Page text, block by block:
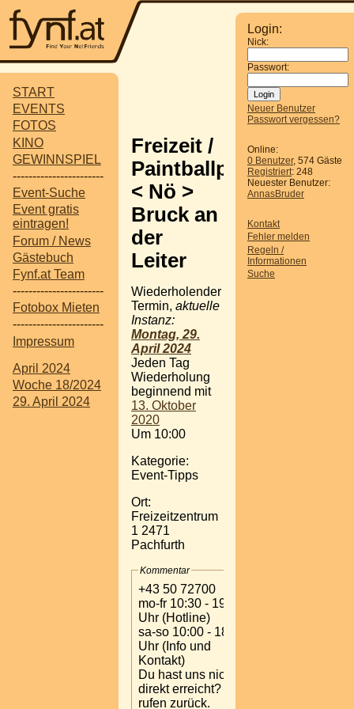
START
EVENTS
FOTOS
KINO
GEWINNSPIEL
-----------------------
Event-Suche
Event gratis
eintragen!
Forum / News
Gästebuch
Fynf.at Team
-----------------------
Fotobox Mieten
-----------------------
Impressum
April 2024
Woche 18/2024
29. April 2024
Login:
Nick:
Passwort:
Neuer Benutzer
Passwort vergessen?
Online:
0 Benutzer, 574 Gäste
Registriert: 248
Neuester Benutzer:
AnnasBruder
Kontakt
Fehler melden
Regeln /
Informationen
Suche
Freizeit /
Paintballpark
< Nö >
Bruck an
der
Leiter
Wiederholender
Termin, aktuelle
Instanz:
Montag, 29.
April 2024
Jeden Tag
Wiederholung
beginnend mit
13. Oktober
2020
Um 10:00
Kategorie:
Event-Tipps
Ort:
Freizeitzentrum
1 2471
Pachfurth
Kommentar
+43 50 72700
mo-fr 10:30 - 19:00
Uhr (Hotline)
sa-so 10:00 - 18:00
Uhr (Info und
Kontakt)
Du hast uns nicht
direkt erreicht? Wir
rufen zurück.